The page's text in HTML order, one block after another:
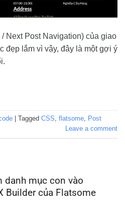
Next Post Navigation) của giao
đẹp lắm vì vậy, đây là một gợi ý
Tagged CSS, flatsome, Post
Leave a comment
danh mục con vào
Builder của Flatsome